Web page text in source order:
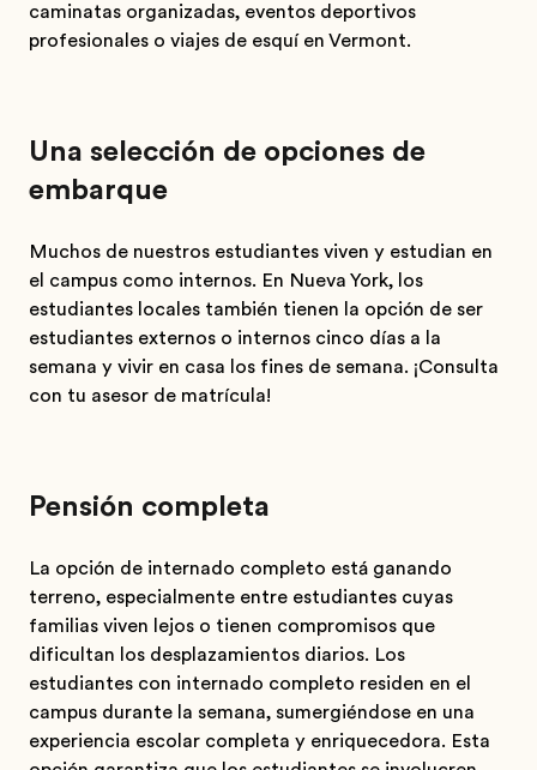
caminatas organizadas, eventos deportivos
profesionales o viajes de esquí en Vermont.
Una selección de opciones de
embarque
Muchos de nuestros estudiantes viven y estudian en
el campus como internos. En Nueva York, los
estudiantes locales también tienen la opción de ser
estudiantes externos o internos cinco días a la
semana y vivir en casa los fines de semana. ¡Consulta
con tu asesor de matrícula!
Pensión completa
La opción de internado completo está ganando
terreno, especialmente entre estudiantes cuyas
familias viven lejos o tienen compromisos que
dificultan los desplazamientos diarios. Los
estudiantes con internado completo residen en el
campus durante la semana, sumergiéndose en una
experiencia escolar completa y enriquecedora. Esta